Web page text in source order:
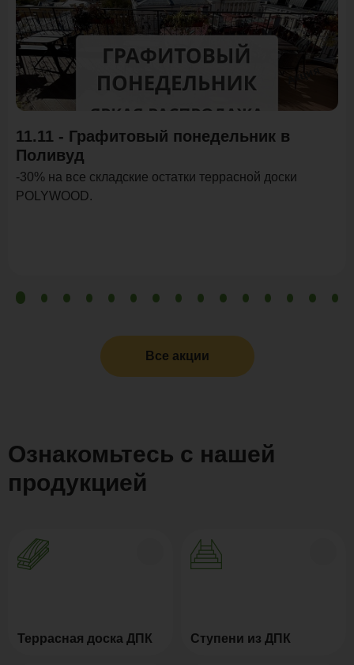
Акция
11.11 - Графитовый понедельник в
Поливуд
-30% на все складские остатки террасной доски
POLYWOOD.
Все акции
Ознакомьтесь с нашей
продукцией
Террасная доска ДПК Ступени из ДПК